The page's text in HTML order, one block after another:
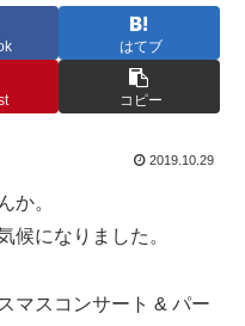
はてブ
コピー
2019.10.29
か。
候になりました。
マスコンサート & パー